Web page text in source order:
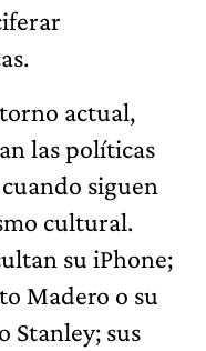
actual,
las políticas
siguen
cultural.
su iPhone;
Madero o su
Stanley; sus